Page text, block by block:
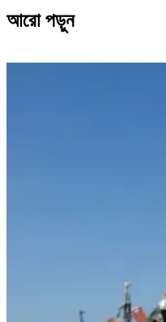
আরো পড়ুন